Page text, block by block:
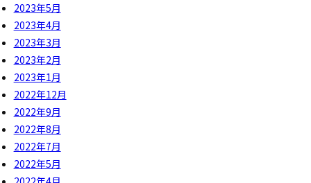
2023年5月
2023年4月
2023年3月
2023年2月
2023年1月
2022年12月
2022年9月
2022年8月
2022年7月
2022年5月